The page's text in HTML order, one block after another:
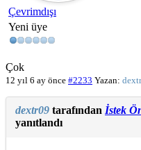
Çevrimdışı
Yeni üye
Çok
12 yıl 6 ay önce #2233 Yazan:
dextr09 tarafından İstek
yanıtlandı